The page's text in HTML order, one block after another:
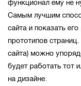
функционал ему не
Самым лучшим
сайта и показать
прототипов
сайта) можно
будет работать тот
на дизайне.